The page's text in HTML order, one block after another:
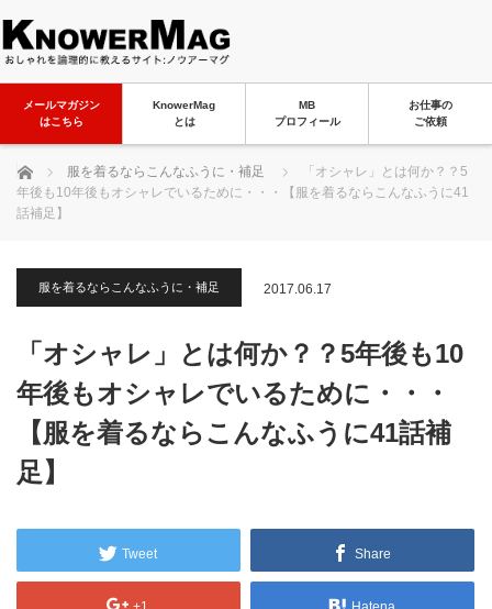
メールマガジン
はこちら
KnowerMag
とは
MB
プロフィール
お仕事の
ご依頼
ホーム 服を着るならこんなふうに・補足
「オシャレ」とは何か？？5
年後も10年後もオシャレでいるために・・・【服を着るならこんなふうに41
話補足】
服を着るならこんなふうに・補足 2017.06.17
「オシャレ」とは何か？？5年後も10
年後もオシャレでいるために・・・
【服を着るならこんなふうに41話補
足】
Tweet Share